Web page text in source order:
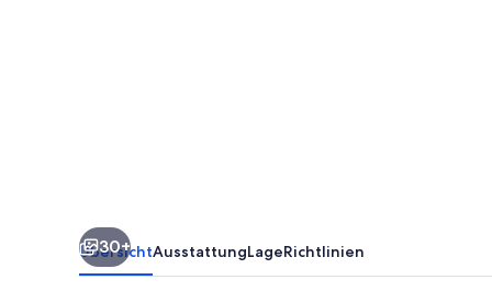
Sleepers
Vineyard
30+
ÜbersichtAusstattungLageRichtlinien